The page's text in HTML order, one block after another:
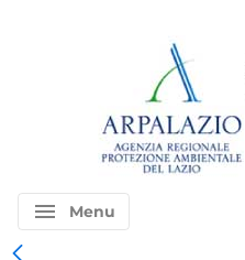
menu Menu